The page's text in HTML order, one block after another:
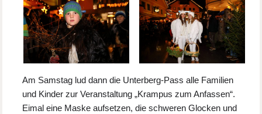
Am Samstag lud dann die Unterberg-Pass alle Familien
und Kinder zur Veranstaltung „Krampus zum Anfassen“.
Eimal eine Maske aufsetzen, die schweren Glocken und